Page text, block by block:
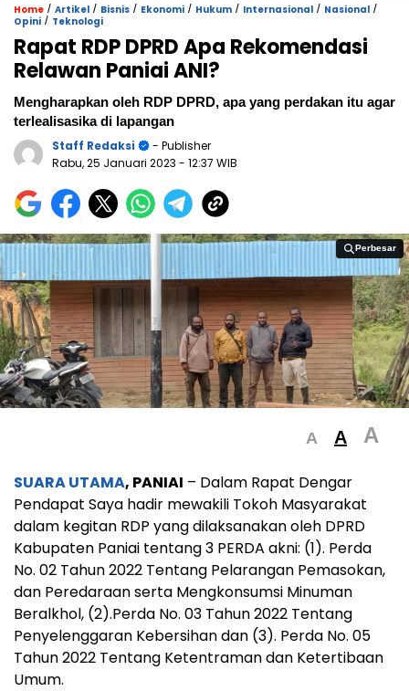
Home / Artikel / Bisnis / Ekonomi / Hukum / Internasional / Nasional /
Opini / Teknologi
Rapat RDP DPRD Apa Rekomendasi
Relawan Paniai ANI?
Mengharapkan oleh RDP DPRD, apa yang perdakan itu agar
terlealisasika di lapangan
Staff Redaksi
- Publisher
Rabu, 25 Januari 2023 - 12:37 WIB
Perbesar
Perbesar
A A A
SUARA UTAMA, PANIAI – Dalam Rapat Dengar
Pendapat Saya hadir mewakili Tokoh Masyarakat
dalam kegitan RDP yang dilaksanakan oleh DPRD
Kabupaten Paniai tentang 3 PERDA akni: (1). Perda
No. 02 Tahun 2022 Tentang Pelarangan Pemasokan,
dan Peredaraan serta Mengkonsumsi Minuman
Beralkhol, (2).Perda No. 03 Tahun 2022 Tentang
Penyelenggaran Kebersihan dan (3). Perda No. 05
Tahun 2022 Tentang Ketentraman dan Ketertibaan
Umum.